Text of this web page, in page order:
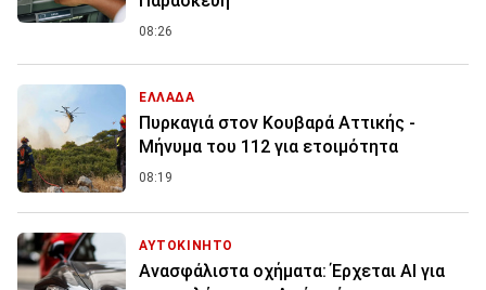
08:26
ΕΛΛΑΔΑ
Πυρκαγιά στον Κουβαρά Αττικής -
Μήνυμα του 112 για ετοιμότητα
08:19
ΑΥΤΟΚΙΝΗΤΟ
Ανασφάλιστα οχήματα: Έρχεται ΑΙ για